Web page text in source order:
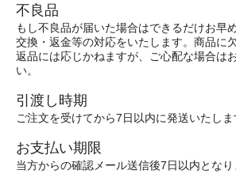
不良品
もし不良品が届いた場合はできるだけお早
交換・返金等の対応をいたします。商品に
返品には応じかねますが、ご心配な場合は
い。
引渡し時期
ご注文を受けてから7日以内に発送いたしま
お支払い期限
当方からの確認メール送信後7日以内となり